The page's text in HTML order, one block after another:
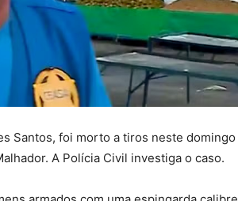
Santos, foi morto a tiros neste domingo
A Polícia Civil investiga o caso.